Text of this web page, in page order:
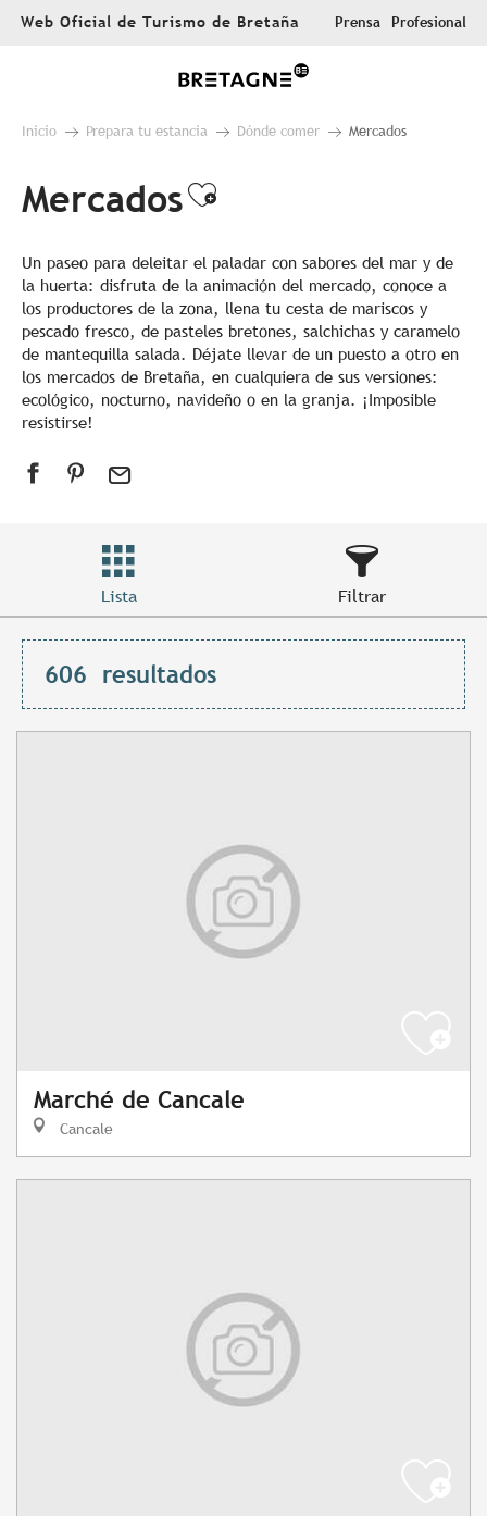
AllerWeb Oficial de Turismo de Bretaña Prensa Profesional
Inicio Prepara tu estancia Dónde comer Mercados
MercadosAjouter aux
Un paseo para deleitar el paladar con sabores del mar y de
la huerta: disfruta de la animación del mercado, conoce a
los productores de la zona, llena tu cesta de mariscos y
pescado fresco, de pasteles bretones, salchichas y caramelo
de mantequilla salada. Déjate llevar de un puesto a otro en
los mercados de Bretaña, en cualquiera de sus versiones:
ecológico, nocturno, navideño o en la granja. ¡Imposible
resistirse!
Lista Filtrar
606 resultados
Marché de Cancale
Cancale